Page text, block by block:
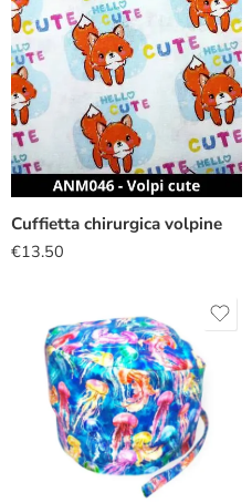
Cuffietta chirurgica volpine
€13.50